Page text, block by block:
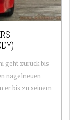
geht zurück bis
nagelneuen
er bis zu seinem